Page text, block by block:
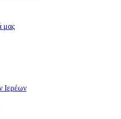
μας
Ιερέων